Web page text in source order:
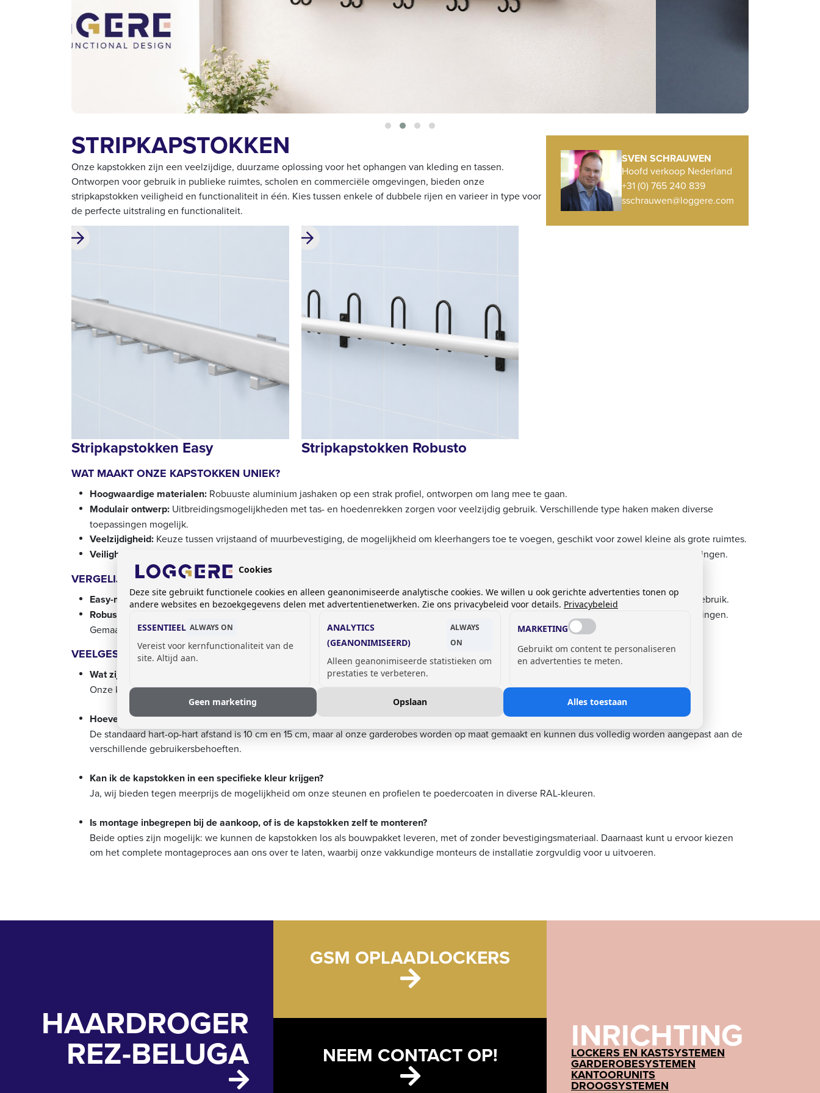
STRIPKAPSTOKKEN
Onze kapstokken zijn een veelzijdige, duurzame oplossing voor het ophangen van kleding en tassen.
Ontworpen voor gebruik in publieke ruimtes, scholen en commerciële omgevingen, bieden onze
stripkapstokken veiligheid en functionaliteit in één. Kies tussen enkele of dubbele rijen en varieer in type voor
de perfecte uitstraling en functionaliteit.
SVEN SCHRAUWEN
Hoofd verkoop Nederland
+31 (0) 765 240 839
sschrauwen@loggere.com
Stripkapstokken Easy Stripkapstokken Robusto
WAT MAAKT ONZE KAPSTOKKEN UNIEK?
Hoogwaardige materialen: Robuuste aluminium jashaken op een strak profiel, ontworpen om lang mee te gaan.
Modulair ontwerp: Uitbreidingsmogelijkheden met tas- en hoedenrekken zorgen voor veelzijdig gebruik. Verschillende type haken maken diverse
toepassingen mogelijk.
Veelzijdigheid: Keuze tussen vrijstaand of muurbevestiging, de mogelijkheid om kleerhangers toe te voegen, geschikt voor zowel kleine als grote ruimtes.
Veiligheid: De jashaken kunnen naar binnen worden gericht om het risico op letsel te minimaliseren, wat extra veiligheid biedt in drukke omgevingen.
VERGELIJKING:
Easy-modellen– Onze standaard, compacte basisoptie die geschikt is voor bijna alle soorten locaties een eenvoudig ontwerp en makkelijk in gebruik.
Robusto modellen
– Extra stevig door de ronde buisprofielen. Door gebruik van sterke materialen geschikt voor toepassing in intensieve omgevingen.
Gemaakt met materialen afkomstig uit Duitsland.
VEELGESTELDE VRAGEN:
Wat zijn de beschikbare afmetingen van de kapstokken?
Onze kapstokken worden op maat gemaakt en kunnen worden aangepast aan verschillende ruimten.
Hoeveel haken zitten er op een meter kapstok?
De standaard hart-op-hart afstand is 10 cm en 15 cm, maar al onze garderobes worden op maat gemaakt en kunnen dus volledig worden aangepast aan de
verschillende gebruikersbehoeften.
Kan ik de kapstokken in een specifieke kleur krijgen?
Ja, wij bieden tegen meerprijs de mogelijkheid om onze steunen en profielen te poedercoaten in diverse RAL-kleuren.
Is montage inbegrepen bij de aankoop, of is de kapstokken zelf te monteren?
Beide opties zijn mogelijk: we kunnen de kapstokken los als bouwpakket leveren, met of zonder bevestigingsmateriaal. Daarnaast kunt u ervoor kiezen
om het complete montageproces aan ons over te laten, waarbij onze vakkundige monteurs de installatie zorgvuldig voor u uitvoeren.
HAARDROGER
REZ-BELUGA
GSM OPLAADLOCKERS
NEEM CONTACT OP! INRICHTING
LOCKERS EN KASTSYSTEMEN
GARDEROBESYSTEMEN
KANTOORUNITS
DROOGSYSTEMEN
Cookies
Deze site gebruikt functionele cookies en alleen geanonimiseerde analytische cookies. We willen u ook gerichte advertenties tonen op
andere websites en bezoekgegevens delen met advertentienetwerken. Zie ons privacybeleid voor details. Privacybeleid
ESSENTIEEL ALWAYS ON
Vereist voor kernfunctionaliteit van de
site. Altijd aan.
ANALYTICS
(GEANONIMISEERD)
ALWAYS
ON
Alleen geanonimiseerde statistieken om
prestaties te verbeteren.
MARKETING
Gebruikt om content te personaliseren
en advertenties te meten.
Geen marketing Opslaan Alles toestaan